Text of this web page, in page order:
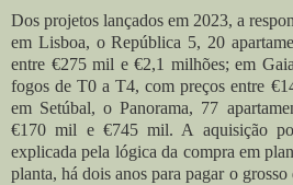
Dos projetos lançados em 2023, a
em Lisboa, o República 5, 20
entre €275 mil e €2,1 milhões; em
fogos de T0 a T4, com preços entre
em Setúbal, o Panorama, 77
€170 mil e €745 mil. A aquisição
explicada pela lógica da compra em
planta, há dois anos para pagar o